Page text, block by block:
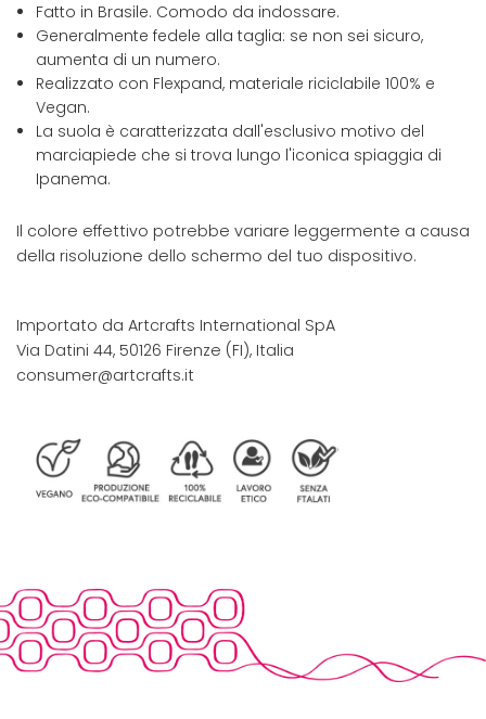
Fatto in Brasile. Comodo da indossare.
Generalmente fedele alla taglia: se non sei sicuro,
aumenta di un numero.
Realizzato con Flexpand, materiale riciclabile 100% e
Vegan.
La suola è caratterizzata dall'esclusivo motivo del
marciapiede che si trova lungo l'iconica spiaggia di
Ipanema.
Il colore effettivo potrebbe variare leggermente a causa
della risoluzione dello schermo del tuo dispositivo.
Importato da Artcrafts International SpA
Via Datini 44, 50126 Firenze (FI), Italia
consumer@artcrafts.it